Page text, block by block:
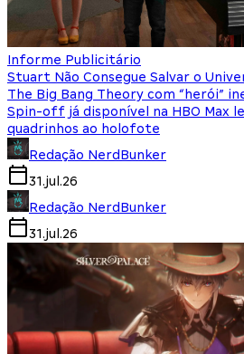
Informe Publicitário
Stuart Não Consegue Salvar o
The Big Bang Theory com “herói”
Spin-off já disponível na HBO Max
quadrinhos ao holofote
Redação NerdBunker
31.jul.26
Redação NerdBunker
31.jul.26